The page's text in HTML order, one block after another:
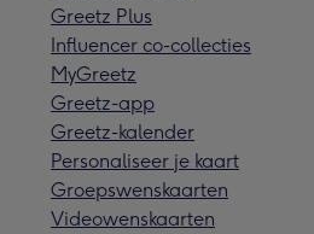
Greetz Plus
Influencer co-collecties
MyGreetz
Greetz-app
Greetz-kalender
Personaliseer je kaart
Groepswenskaarten
Videowenskaarten